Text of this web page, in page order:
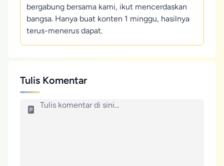
bergabung bersama kami, ikut mencerdaskan
bangsa. Hanya buat konten 1 minggu, hasilnya
terus-menerus dapat.
Tulis Komentar